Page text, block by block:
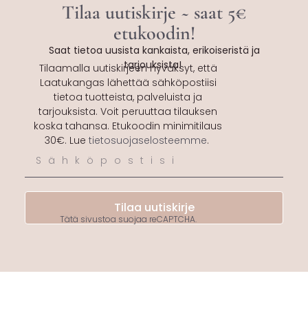
Tilaa uutiskirje ~ saat 5€
etukoodin!
Saat tietoa uusista kankaista, erikoiseristä ja
tarjouksista!
Tilaamalla uutiskirjeen hyväksyt, että
Laatukangas lähettää sähköpostiisi
tietoa tuotteista, palveluista ja
tarjouksista. Voit peruuttaa tilauksen
koska tahansa. Etukoodin minimitilaus
30€. Lue tietosuojaselosteemme.
Tilaa uutiskirje
Tätä sivustoa suojaa reCAPTCHA.